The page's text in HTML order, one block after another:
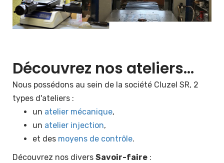
Découvrez nos ateliers...
Nous possédons au sein de la société Cluzel SR, 2
types d'ateliers :
un atelier mécanique,
un atelier injection,
et des moyens de contrôle.
Découvrez nos divers Savoir-faire :